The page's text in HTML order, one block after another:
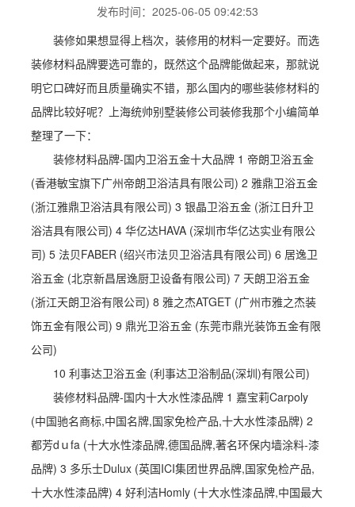
发布时间：2025-06-05 09:42:53
装修如果想显得上档次，装修用的材料一定要好。而选
装修材料品牌要选可靠的，既然这个品牌能做起来，那就说
明它口碑好而且质量确实不错，那么国内的哪些装修材料的
品牌比较好呢？上海统帅别墅装修公司装修我那个小编简单
整理了一下：
装修材料品牌-国内卫浴五金十大品牌 1 帝朗卫浴五金
(香港敏宝旗下广州帝朗卫浴洁具有限公司) 2 雅鼎卫浴五金
(浙江雅鼎卫浴洁具有限公司) 3 银晶卫浴五金 (浙江日升卫
浴洁具有限公司) 4 华亿达HAVA (深圳市华亿达实业有限公
司) 5 法贝FABER (绍兴市法贝卫浴洁具有限公司) 6 居逸卫
浴五金 (北京新昌居逸厨卫设备有限公司) 7 天朗卫浴五金
(浙江天朗卫浴有限公司) 8 雅之杰ATGET (广州市雅之杰装
饰五金有限公司) 9 鼎光卫浴五金 (东莞市鼎光装饰五金有限
公司)
10 利事达卫浴五金 (利事达卫浴制品(深圳)有限公司)
装修材料品牌-国内十大水性漆品牌 1 嘉宝莉Carpoly
(中国驰名商标,中国名牌,国家免检产品,十大水性漆品牌) 2
都芳dｕfa (十大水性漆品牌,德国品牌,著名环保内墙涂料-漆
品牌) 3 多乐士Dulux (英国ICI集团世界品牌,国家免检产品,
十大水性漆品牌) 4 好利洁Homly (十大水性漆品牌,中国最大